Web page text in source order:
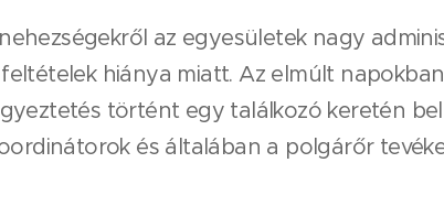
az egyesületek nagy
hiánya miatt. Az elmúlt
történt egy találkozó keretén
és általában a polgárőr